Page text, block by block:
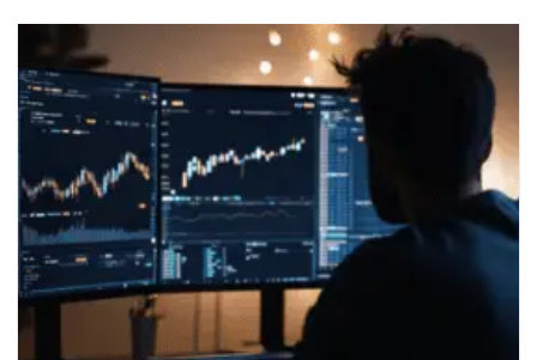
vào lĩnh vực bất động sản. Dự án này là...